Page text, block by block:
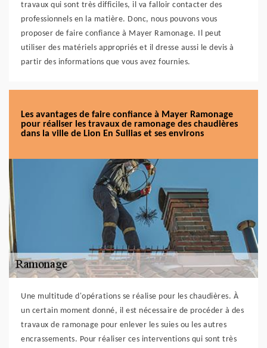
travaux qui sont très difficiles, il va falloir contacter des
professionnels en la matière. Donc, nous pouvons vous
proposer de faire confiance à Mayer Ramonage. Il peut
utiliser des matériels appropriés et il dresse aussi le devis à
partir des informations que vous avez fournies.
Les avantages de faire confiance à Mayer Ramonage
pour réaliser les travaux de ramonage des chaudières
dans la ville de Lion En Sullias et ses environs
Une multitude d'opérations se réalise pour les chaudières. À
un certain moment donné, il est nécessaire de procéder à des
travaux de ramonage pour enlever les suies ou les autres
encrassements. Pour réaliser ces interventions qui sont très